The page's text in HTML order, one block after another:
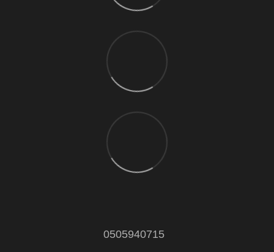
0505940715